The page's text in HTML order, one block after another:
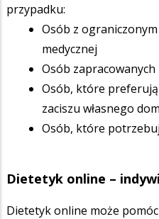
przypadku:
Osób z
medycznej
Osób zapracowanych
Osób, które
zaciszu własnego
Osób, które
Dietetyk online –
Dietetyk online może